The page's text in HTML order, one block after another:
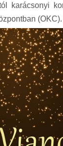
karácsonyi